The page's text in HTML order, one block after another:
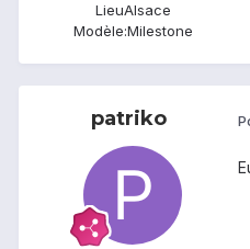
LieuAlsace
Modèle:Milestone
patriko